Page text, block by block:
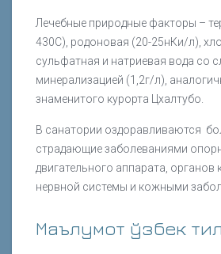
Лечебные природные факторы –
430С), родоновая (20-25нКи/л),
сульфатная и натриевая вода со
минерализацией (1,2г/л),
знаменитого курорта Цхалтубо.
В санатории оздоравливаются
страдающие заболеваниями
двигательного аппарата,
нервной системы и кожными
Маълумот ўзбек